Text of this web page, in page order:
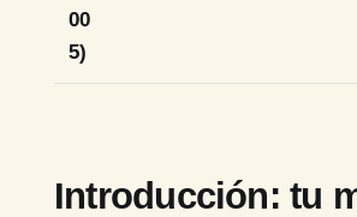
00
5)
Introducción: tu